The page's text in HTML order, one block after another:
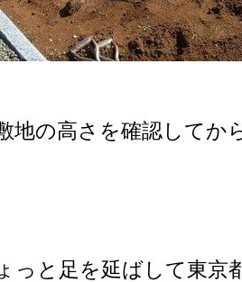
地の高さを確認してか
っと足を延ばして東京